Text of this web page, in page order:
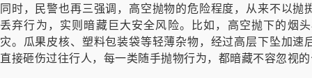
同时，民警也再三强调，高空抛物的危险程度，从来不以
丢弃行为，实则暗藏巨大安全风险。比如，高空抛下的烟
灾。瓜果皮核、塑料包装袋等轻薄杂物，经过高层下坠加
直接砸伤过往行人，每一类随手抛物行为，都暗藏不容忽视